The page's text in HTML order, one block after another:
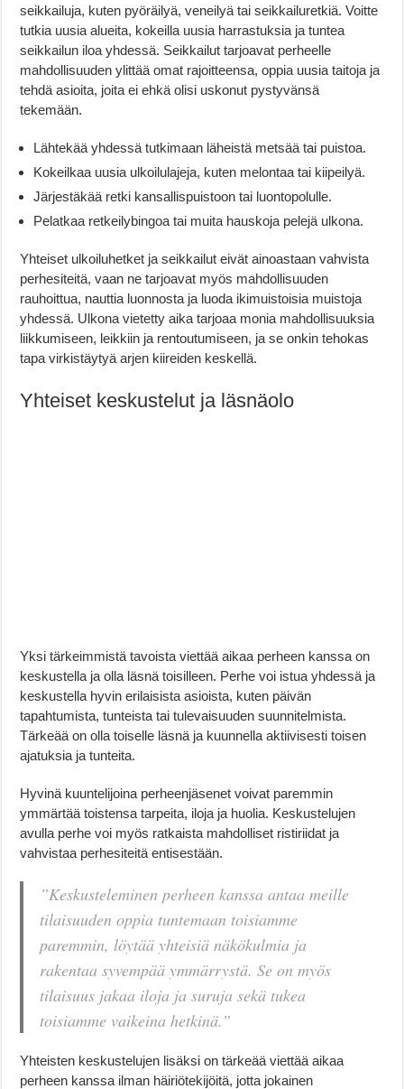
seikkailuja, kuten pyöräilyä, veneilyä tai seikkailuretkiä. Voitte
tutkia uusia alueita, kokeilla uusia harrastuksia ja tuntea
seikkailun iloa yhdessä. Seikkailut tarjoavat perheelle
mahdollisuuden ylittää omat rajoitteensa, oppia uusia taitoja ja
tehdä asioita, joita ei ehkä olisi uskonut pystyvänsä
tekemään.
Lähtekää yhdessä tutkimaan läheistä metsää tai puistoa.
Kokeilkaa uusia ulkoilulajeja, kuten melontaa tai kiipeilyä.
Järjestäkää retki kansallispuistoon tai luontopolulle.
Pelatkaa retkeilybingoa tai muita hauskoja pelejä ulkona.
Yhteiset ulkoiluhetket ja seikkailut eivät ainoastaan vahvista
perhesiteitä, vaan ne tarjoavat myös mahdollisuuden
rauhoittua, nauttia luonnosta ja luoda ikimuistoisia muistoja
yhdessä. Ulkona vietetty aika tarjoaa monia mahdollisuuksia
liikkumiseen, leikkiin ja rentoutumiseen, ja se onkin tehokas
tapa virkistäytyä arjen kiireiden keskellä.
Yhteiset keskustelut ja läsnäolo
Yksi tärkeimmistä tavoista viettää aikaa perheen kanssa on
keskustella ja olla läsnä toisilleen. Perhe voi istua yhdessä ja
keskustella hyvin erilaisista asioista, kuten päivän
tapahtumista, tunteista tai tulevaisuuden suunnitelmista.
Tärkeää on olla toiselle läsnä ja kuunnella aktiivisesti toisen
ajatuksia ja tunteita.
Hyvinä kuuntelijoina perheenjäsenet voivat paremmin
ymmärtää toistensa tarpeita, iloja ja huolia. Keskustelujen
avulla perhe voi myös ratkaista mahdolliset ristiriidat ja
vahvistaa perhesiteitä entisestään.
”Keskusteleminen perheen kanssa antaa meille
tilaisuuden oppia tuntemaan toisiamme
paremmin, löytää yhteisiä näkökulmia ja
rakentaa syvempää ymmärrystä. Se on myös
tilaisuus jakaa iloja ja suruja sekä tukea
toisiamme vaikeina hetkinä.”
Yhteisten keskustelujen lisäksi on tärkeää viettää aikaa
perheen kanssa ilman häiriötekijöitä, jotta jokainen